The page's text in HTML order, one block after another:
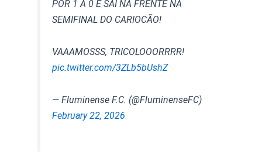
POR 1 A 0 E SAI NA FRENTE NA
SEMIFINAL DO CARIOCÃO!
VAAAMOSSS, TRICOLOOORRRR!
pic.twitter.com/3ZLb5bUshZ
— Fluminense F.C. (@FluminenseFC)
February 22, 2026